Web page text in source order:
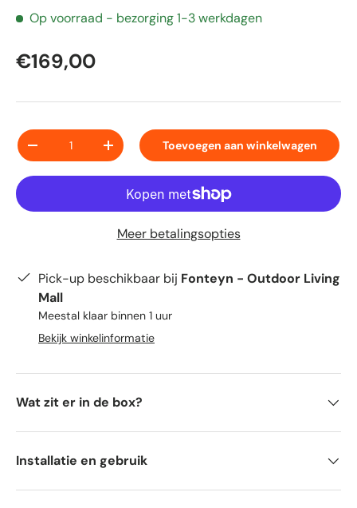
Op voorraad - bezorging 1-3 werkdagen
€169,00
Aantal
-
+ Toevoegen aan winkelwagen
Meer betalingsopties
Pick-up beschikbaar bij Fonteyn - Outdoor Living
Mall
Meestal klaar binnen 1 uur
Bekijk winkelinformatie
Wat zit er in de box?
Installatie en gebruik